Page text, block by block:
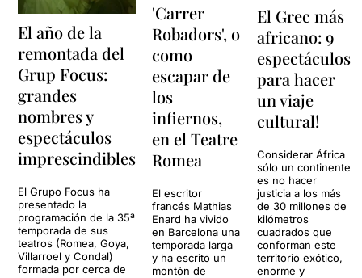
El año de la
remontada del
Grup Focus:
grandes
nombres y
espectáculos
imprescindibles
El Grupo Focus ha
presentado la
programación de la 35ª
temporada de sus
teatros (Romea, Goya,
Villarroel y Condal)
formada por cerca de
'Carrer
Robadors', o
como
escapar de
los
infiernos,
en el Teatre
Romea
El escritor
francés Mathias
Enard ha vivido
en Barcelona una
temporada larga
y ha escrito un
montón de
El Grec más
africano: 9
espectáculos
para hacer
un viaje
cultural!
Considerar África
sólo un continente
es no hacer
justicia a los más
de 30 millones de
kilómetros
cuadrados que
conforman este
territorio exótico,
enorme y